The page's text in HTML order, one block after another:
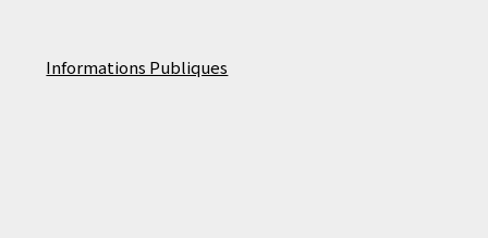
Informations Publiques